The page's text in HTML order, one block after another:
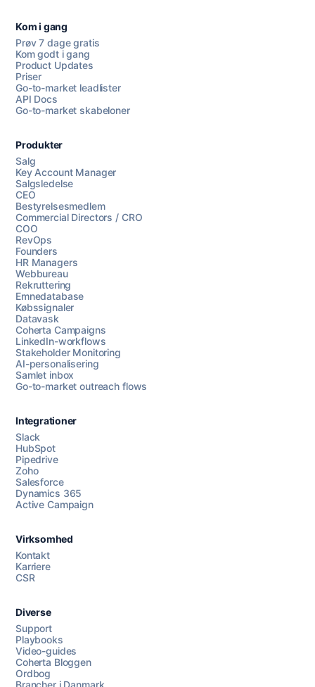
Chat med os
AI Campaign Assist
Kom i gang
Prøv 7 dage gratis
Kom godt i gang
Product Updates
Priser
Go-to-market leadlister
API Docs
Go-to-market skabeloner
Produkter
Salg
Key Account Manager
Salgsledelse
CEO
Bestyrelsesmedlem
Commercial Directors / CRO
COO
RevOps
Founders
HR Managers
Webbureau
Rekruttering
Emnedatabase
Købssignaler
Datavask
Coherta Campaigns
LinkedIn-workflows
Stakeholder Monitoring
AI-personalisering
Samlet inbox
Go-to-market outreach flows
Integrationer
Slack
HubSpot
Pipedrive
Zoho
Salesforce
Dynamics 365
Active Campaign
Virksomhed
Kontakt
Karriere
CSR
Diverse
Support
Playbooks
Video-guides
Coherta Bloggen
Ordbog
Brancher i Danmark